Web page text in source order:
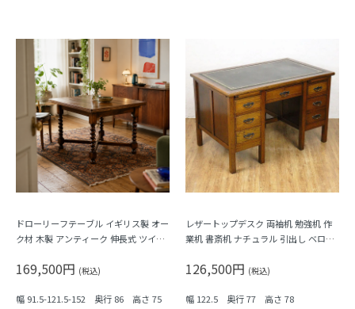
ドローリーフテーブル イギリス製 オー
ク材 木製 アンティーク 伸長式 ツイス
169,500円 (税込)
幅 91.5-121.5-152 奥行 86 高さ 75
レザートップデスク 両袖机 勉強机 作
業机 書斎机 ナチュラル 引出し ベロ付
126,500円 (税込)
幅 122.5 奥行 77 高さ 78